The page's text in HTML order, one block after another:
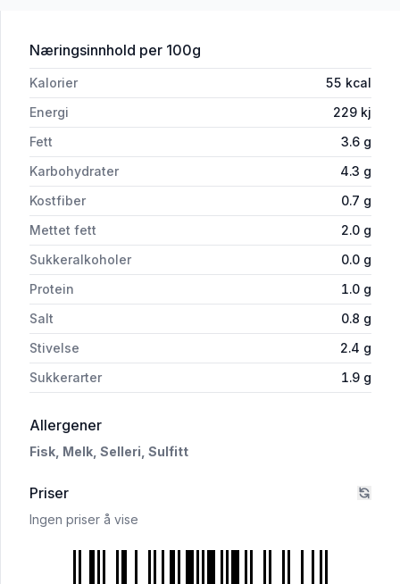
Næringsinnhold for 'Fiskesuppe Base 1l Go'Middag'
per 100g
Kalorier 55 kcal
Energi
229 kj
Fett
3.6 g
Karbohydrater
4.3 g
Kostfiber
0.7 g
Mettet fett
2.0 g
Sukkeralkoholer
0.0 g
Protein
1.0 g
Salt
0.8 g
Stivelse
2.4 g
Sukkerarter
1.9 g
Allergeneri 'Fiskesuppe Base 1l Go'Middag'
Fisk, Melk, Selleri, Sulfitt
Priser
Ingen priser å vise